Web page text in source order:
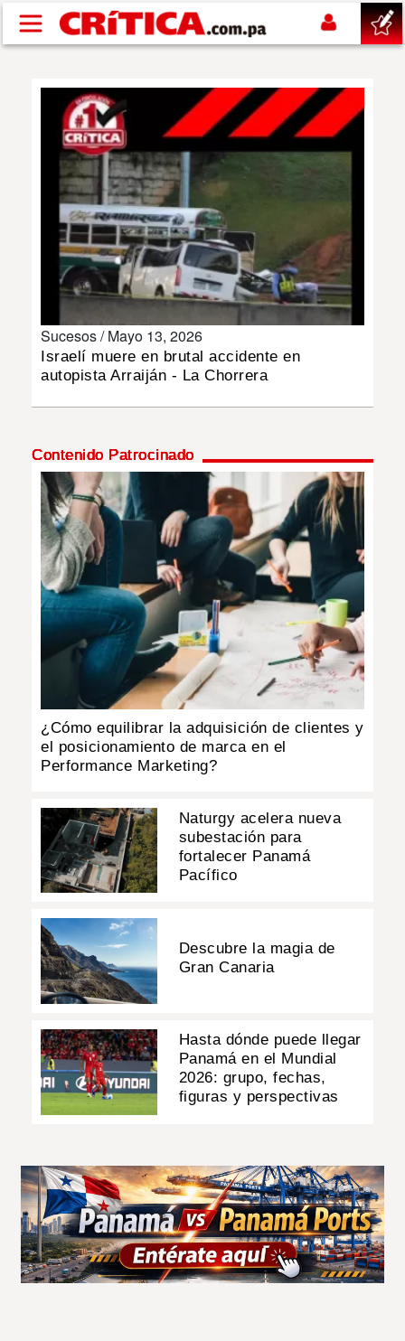
Pasar al contenido principal
SUCESOS
NACIONAL
POLÍTICA
DEPORTES
MULTIMEDIA
IMPRESO
Sucesos /Mayo 13, 2026
Israelí muere en brutal accidente en
autopista Arraiján - La Chorrera
Contenido Patrocinado
¿Cómo equilibrar la adquisición de clientes y
el posicionamiento de marca en el
Performance Marketing?
Naturgy acelera nueva
subestación para
fortalecer Panamá
Pacífico
Descubre la magia de
Gran Canaria
Hasta dónde puede llegar
Panamá en el Mundial
2026: grupo, fechas,
figuras y perspectivas